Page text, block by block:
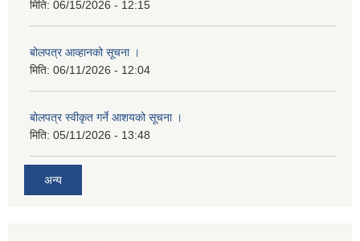
मिति: 06/15/2026 - 12:15
बोलपत्र आव्हानको सूचना ।
मिति: 06/11/2026 - 12:04
बोलपत्र स्वीकृत गर्ने आशयको सूचना ।
मिति: 05/11/2026 - 13:48
अन्य